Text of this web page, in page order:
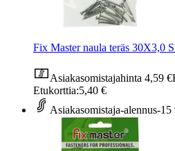
Fix Master naula teräs 30X3,0
Asiakasomistajahinta 4,59 €
Etukorttia:5,40 €
Asiakasomistaja-alennus-15